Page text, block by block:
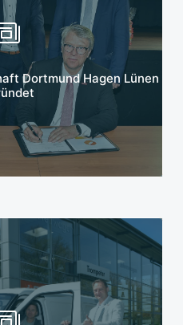
Dortmund Hagen Lünen